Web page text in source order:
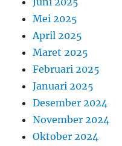
Mei 2025
April 2025
Maret 2025
Februari 2025
Januari 2025
Desember 2024
November 2024
Oktober 2024